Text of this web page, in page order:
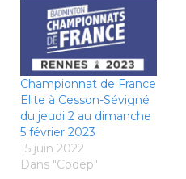
La diffusion du
calendrier sportif et du
règlement de la
Commission Ligue
Tournois marque le
début du traitement
des demandes
d'autorisation de
tournois sur Poona pour
la…
Championnat de France
Elite à Cesson-Sévigné
du jeudi 2 au dimanche
5 février 2023
15 juin 2022
Dans "Codep"